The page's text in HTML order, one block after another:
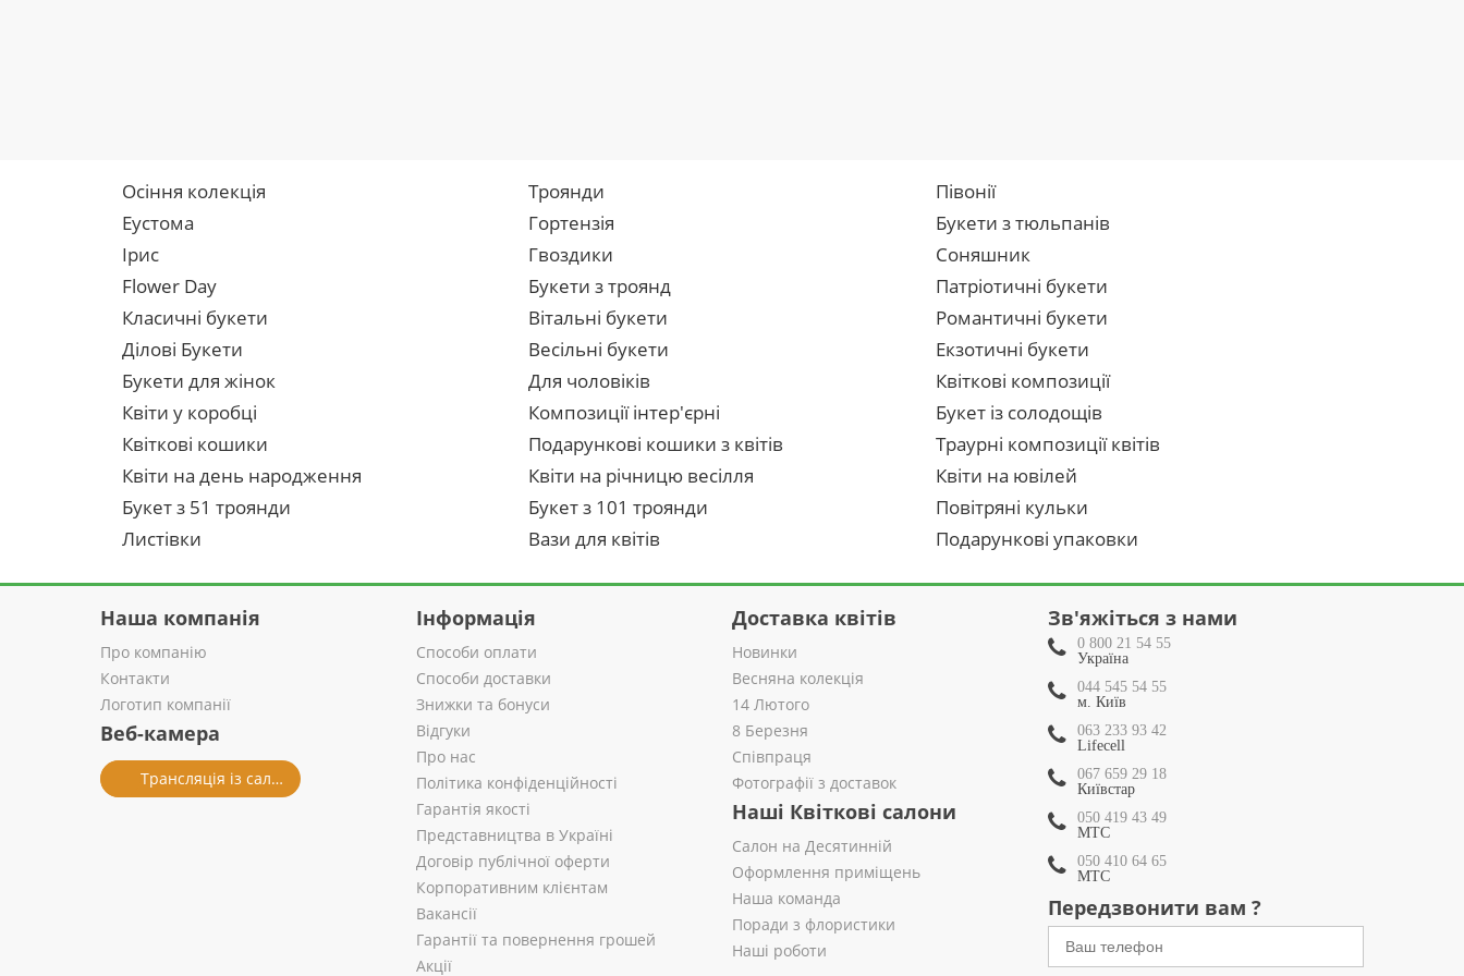
Осіння колекція Троянди
Півонії
Еустома
Гортензія
Букети з тюльпанів
Ірис
Гвоздики
Соняшник
Flower Day
Букети з троянд
Патріотичні букети
Класичні букети
Вітальні букети
Романтичні букети
Ділові Букети
Весільні букети
Екзотичні букети
Букети для жінок
Для чоловіків
Квіткові композиції
Квіти у коробці
Композиції інтер'єрні
Букет із солодощів
Квіткові кошики
Подарункові кошики з квітів
Траурні композиції квітів
Квіти на день народження
Квіти на річницю весілля
Квіти на ювілей
Букет з 51 троянди
Букет з 101 троянди
Повітряні кульки
Листівки
Вази для квітів Подарункові упаковки
Наша компанія
Про компанію
Контакти
Логотип компанії
Веб-камера
Трансляція із салону
Інформація
Способи оплати
Способи доставки
Знижки та бонуси
Відгуки
Про нас
Політика конфіденційності
Гарантія якості
Представництва в Україні
Договір публічної оферти
Корпоративним клієнтам
Вакансії
Гарантії та повернення грошей
Акції
Доставка квітів
Новинки
Весняна колекція
14 Лютого
8 Березня
Співпраця
Фотографії з доставок
Наші Квіткові салони
Салон на Десятинній
Оформлення приміщень
Наша команда
Поради з флористики
Наші роботи
Зв'яжіться з нами
0 800 21 54 55
Україна
044 545 54 55
м. Київ
063 233 93 42
Lifecell
067 659 29 18
Київстар
050 419 43 49
МТС
050 410 64 65
МТС
Передзвонити вам ?